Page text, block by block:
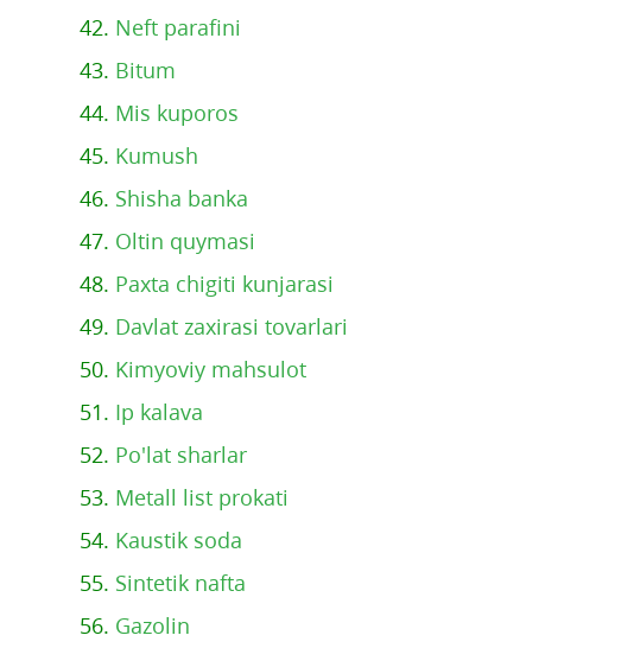
42. Neft parafini
43. Bitum
44. Mis kuporos
45. Kumush
46. Shisha banka
47. Oltin quymasi
48. Paxta chigiti kunjarasi
49. Davlat zaxirasi tovarlari
50. Kimyoviy mahsulot
51. Ip kalava
52. Po'lat sharlar
53. Metall list prokati
54. Kaustik soda
55. Sintetik nafta
56. Gazolin